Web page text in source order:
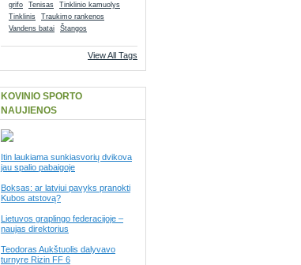
grifo
Tenisas
Tinklinio kamuolys
Tinklinis
Traukimo rankenos
Vandens batai
Štangos
View All Tags
KOVINIO SPORTO
NAUJIENOS
Itin laukiama sunkiasvorių dvikova
jau spalio pabaigoje
Boksas: ar latviui pavyks pranokti
Kubos atstovą?
Lietuvos graplingo federacijoje –
naujas direktorius
Teodoras Aukštuolis dalyvavo
turnyre Rizin FF 6